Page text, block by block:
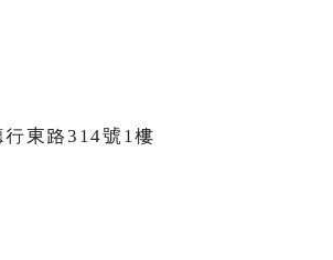
東路314號1樓